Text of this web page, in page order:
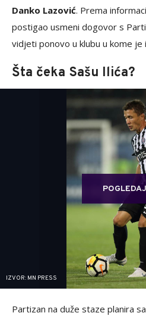
Danko Lazović. Prema
postigao usmeni dogovor s
vidjeti ponovo u klubu u kome je
Šta čeka Sašu Ilića?
IZVOR: MN PRESS
Partizan na duže staze planira